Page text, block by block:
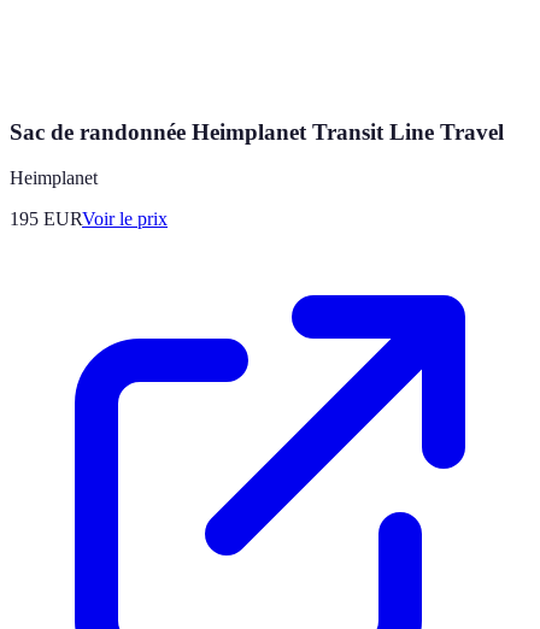
Sac de randonnée Heimplanet Transit Line Travel
Heimplanet
195 EURVoir le prix